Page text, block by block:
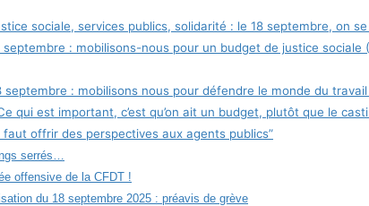
sociale, services publics, solidarité : le 18 septembre, on
septembre : mobilisons-nous pour un budget de justice sociale
septembre : mobilisons nous pour défendre le monde du travail
qui est important, c’est qu’on ait un budget, plutôt que le
faut offrir des perspectives aux agents publics”
serrés…
offensive de la CFDT !
du 18 septembre 2025 : préavis de grève